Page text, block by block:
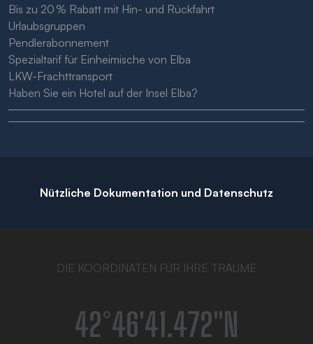
Bis zu 20 % Rabatt mit Hin- und Rückfahrt
Urlaubsgruppen
Pendlerabonnement
Spezialtarif für Einheimische von Elba
LKW-Frachttransport
Haben Sie ein Hotel auf der Insel Elba?
Nützliche Dokumentation und Datenschutz
DIE KOORDINATEN FÜR IHRE TRÄUME
42°46′41.472″N